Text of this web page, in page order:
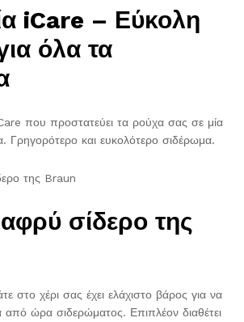
iCare – Εύκολη
όλα τα
που προστατεύει τα ρούχα σας σε μία
Γρηγορότερο και ευκολότερο σιδέρωμα.
σίδερο της
στο χέρι σας έχει ελάχιστο βάρος για να
από ώρα σιδερώματος. Επιπλέον διαθέτει